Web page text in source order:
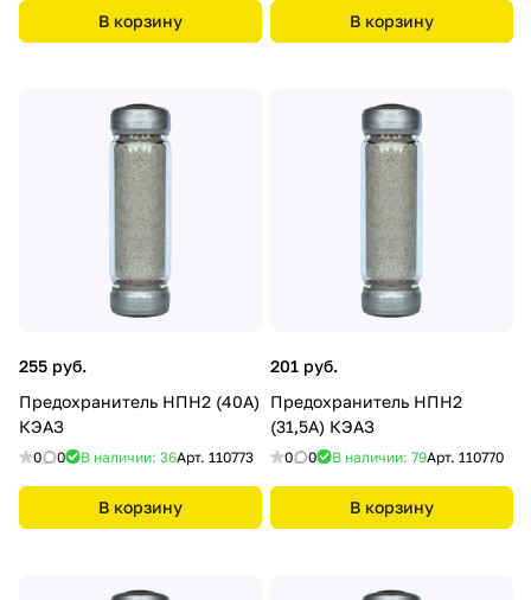
В корзину В корзину
255 руб.
Предохранитель НПН2 (40А)
КЭАЗ
0 0 В наличии: 36Арт. 110773
В корзину
201 руб.
Предохранитель НПН2
(31,5А) КЭАЗ
0 0 В наличии: 79Арт. 110770
В корзину